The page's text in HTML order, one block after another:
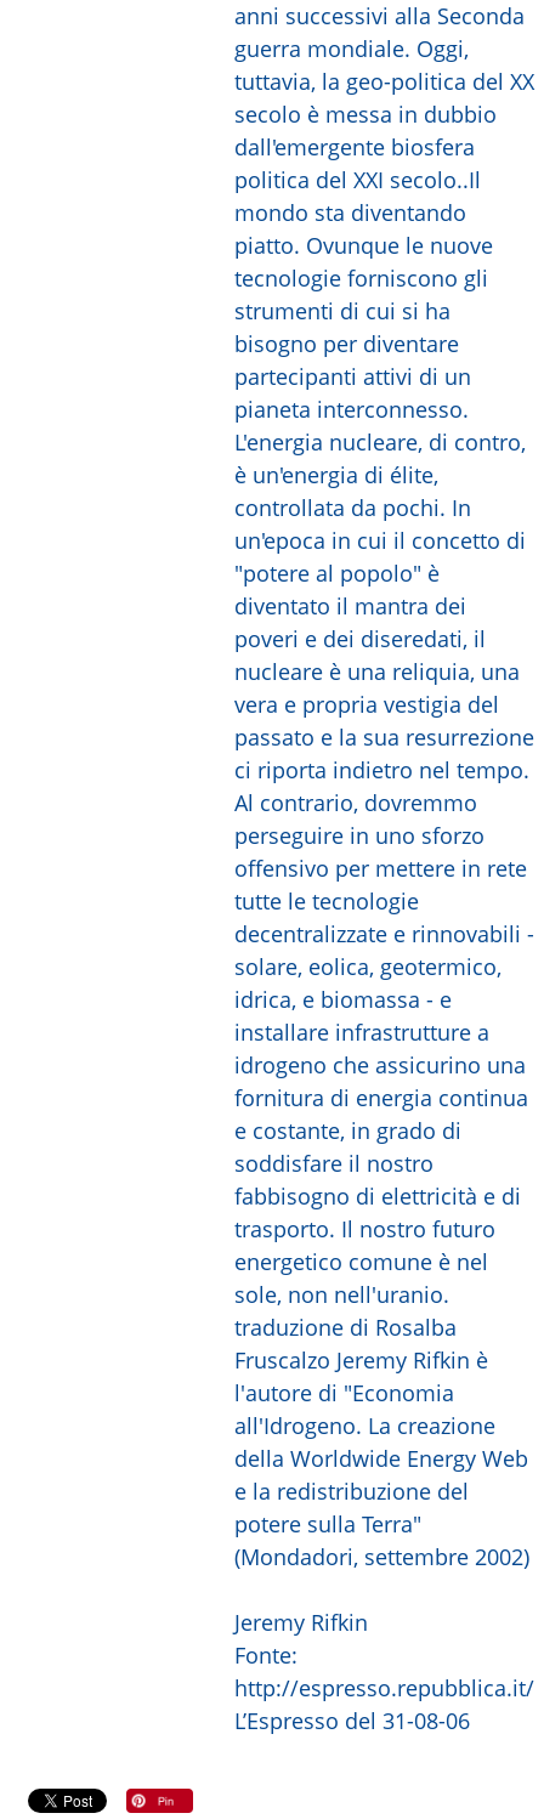
anni successivi alla Seconda
guerra mondiale. Oggi,
tuttavia, la geo-politica del XX
secolo è messa in dubbio
dall'emergente biosfera
politica del XXI secolo..Il
mondo sta diventando
piatto. Ovunque le nuove
tecnologie forniscono gli
strumenti di cui si ha
bisogno per diventare
partecipanti attivi di un
pianeta interconnesso.
L'energia nucleare, di contro,
è un'energia di élite,
controllata da pochi. In
un'epoca in cui il concetto di
"potere al popolo" è
diventato il mantra dei
poveri e dei diseredati, il
nucleare è una reliquia, una
vera e propria vestigia del
passato e la sua resurrezione
ci riporta indietro nel tempo.
Al contrario, dovremmo
perseguire in uno sforzo
offensivo per mettere in rete
tutte le tecnologie
decentralizzate e rinnovabili -
solare, eolica, geotermico,
idrica, e biomassa - e
installare infrastrutture a
idrogeno che assicurino una
fornitura di energia continua
e costante, in grado di
soddisfare il nostro
fabbisogno di elettricità e di
trasporto. Il nostro futuro
energetico comune è nel
sole, non nell'uranio.
traduzione di Rosalba
Fruscalzo Jeremy Rifkin è
l'autore di "Economia
all'Idrogeno. La creazione
della Worldwide Energy Web
e la redistribuzione del
potere sulla Terra"
(Mondadori, settembre 2002)
Jeremy Rifkin
Fonte:
http://espresso.repubblica.it/
L’Espresso del 31-08-06